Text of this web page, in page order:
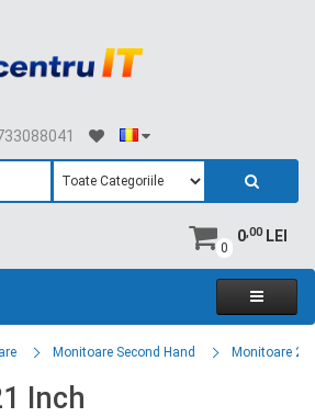
0
0,00LEI
Monitoare Second Hand Monitoare 21
Inch